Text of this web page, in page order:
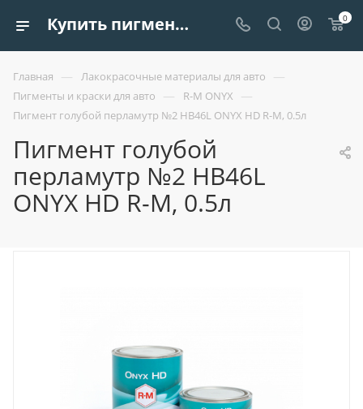
Купить пигмент голубой перламутр №2 hb46l onyx hd r-m, 0.5л| Европроект Tрейдинг 0
Главная — Лакокрасочные материалы для авто —
Пигменты и краски для авто — R-M ONYX —
Пигмент голубой перламутр №2 HB46L ONYX HD R-M, 0.5л
Пигмент голубой
перламутр №2 HB46L
ONYX HD R-M, 0.5л